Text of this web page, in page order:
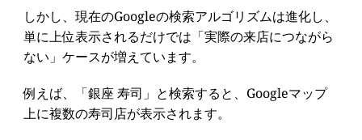
しかし、現在のGoogleの検索アルゴリズムは進化し、
単に上位表示されるだけでは「実際の来店につながら
ない」ケースが増えています。
例えば、「銀座 寿司」と検索すると、Googleマップ
上に複数の寿司店が表示されます。